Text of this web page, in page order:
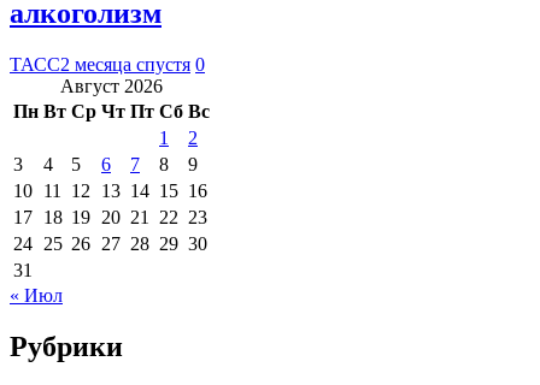
алкоголизм
ТАСС2 месяца спустя 0
Август 2026
Пн Вт Ср Чт Пт Сб Вс
1
2
3
4 5 6 7 8
9
10 11 12 13 14 15 16
17 18 19 20 21 22 23
24 25 26 27 28 29 30
31
« Июл
Рубрики